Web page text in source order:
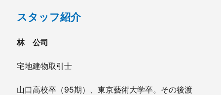
スタッフ紹介
林 公司
宅地建物取引士
山口高校卒（95期）、東京藝術大学卒。その後渡